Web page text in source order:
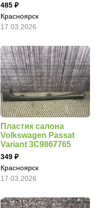
485
Красноярск
17.03.2026
Пластик салона
Volkswagen Passat
Variant 3C9867765
349
Красноярск
17.03.2026